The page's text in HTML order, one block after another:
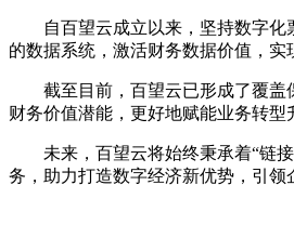
自百望云成立以来，坚持数字化票
的数据系统，激活财务数据价值，
截至目前，百望云已形成了覆盖保
财务价值潜能，更好地赋能业务转型
未来，百望云将始终秉承着“链接
务，助力打造数字经济新优势，引领